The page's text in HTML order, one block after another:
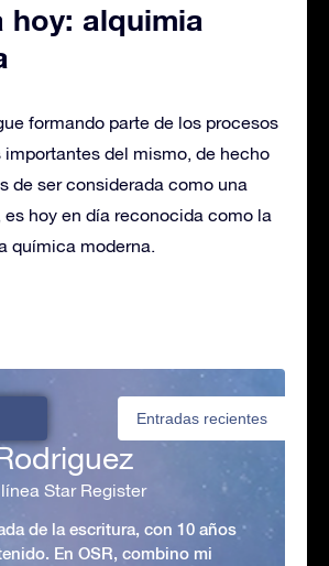
hoy: alquimia
formando parte de los procesos
del mismo, de hecho
de ser considerada como una
hoy en día reconocida como la
química moderna.
Entradas recientes
Star Register
de la escritura, con 10 años
En OSR, combino mi